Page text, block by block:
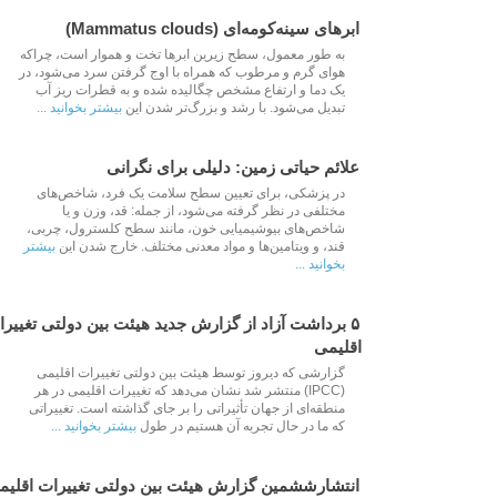
ابرهای سینه‌کومه‌ای (Mammatus clouds)
به طور معمول، سطح زیرین ابرها تخت و هموار است، چراکه
هوای گرم و مرطوب که همراه با اوج گرفتن سرد می‌شود، در
یک دما و ارتفاع مشخص چگالیده شده و به قطرات ریز آب
تبدیل می‌شود. با رشد و بزرگ‌تر شدن این بیشتر بخوانید ...
علائم حیاتی زمین: دلیلی برای نگرانی
در پزشکی، برای تعیین سطح سلامت یک فرد، شاخص‌های
مختلفی در نظر گرفته می‌شود، از جمله: قد، وزن و یا
شاخص‌های بیوشیمیایی خون، مانند سطح کلسترول، چربی،
قند، و ویتامین‌ها و مواد معدنی مختلف. خارج شدن این بیشتر
بخوانید ...
۵ برداشت آزاد از گزارش جدید هیئت بین دولتی
اقلیمی
گزارشی که دیروز توسط هیئت بین دولتی تغییرات اقلیمی
(IPCC) منتشر شد نشان می‌دهد که تغییرات اقلیمی در هر
منطقه‌ای از جهان تأثیراتی را بر جای گذاشته است. تغییراتی
که ما در حال تجربه آن هستیم در طول بیشتر بخوانید ...
انتشارششمین گزارش هیئت بین دولتی تغییرات